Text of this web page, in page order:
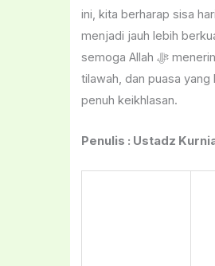
ini, kita berharap sisa
menjadi jauh lebih
semoga Allah ﷻ menerima setiap sujud,
tilawah, dan puasa
penuh keikhlasan.
Penulis : Ustadz